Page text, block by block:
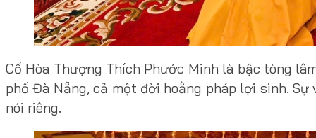
Cố Hòa Thượng Thích Phước Minh là bậc tòng
phố Đà Nẵng, cả một đời hoằng pháp lợi sinh.
nói riêng.